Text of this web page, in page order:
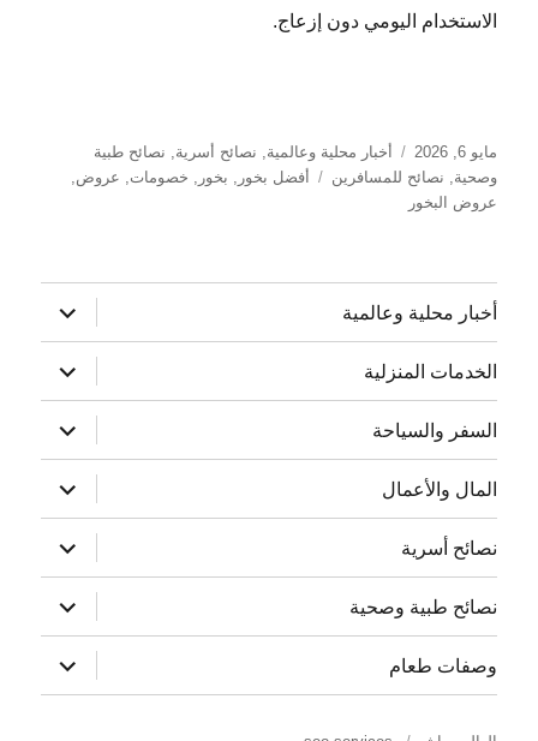
الاستخدام اليومي دون إزعاج.
نُشرت
في
مايو 6, 2026 التصنيفات
أخبار محلية وعالمية, نصائح أسرية, نصائح طبية
وصحية, نصائح للمسافرين الوسوم
أفضل بخور , بخور , خصومات, عروض,
عروض البخور
أخبار محلية وعالمية
توسيع
القائمة
الفرعية
الخدمات المنزلية
توسيع
القائمة
الفرعية
السفر والسياحة
توسيع
القائمة
الفرعية
المال والأعمال
توسيع
القائمة
الفرعية
نصائح أسرية
توسيع
القائمة
الفرعية
نصائح طبية وصحية
توسيع
القائمة
الفرعية
وصفات طعام
توسيع
القائمة
الفرعية